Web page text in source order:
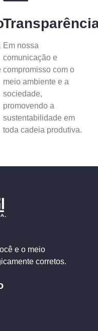
Em nossa
comunicação e
compromisso com o
meio ambiente e a
sociedade,
promovendo a
sustentabilidade em
toda cadeia produtiva.
e o meio
corretos.